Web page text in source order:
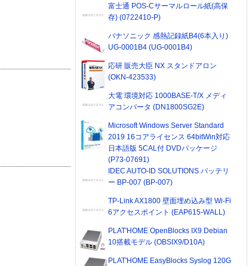
富士通 POS-Cサーマルロール紙(高保
存) (0722410-P)
パナソニック 感熱記録紙B4(6本入り)
UG-0001B4 (UG-0001B4)
応研 販売大臣 NX スタンドアロン
(OKN-423533)
大電 環境対応 1000BASE-T/X メディ
アコンバータ (DN1800SG2E)
Microsoft Windows Server Standard
2019 16コアライセンス 64bitWin対応
日本語版 5CAL付 DVDパッケージ
(P73-07691)
IDEC AUTO-ID SOLUTIONS バッテリ
ー BP-007 (BP-007)
TP-Link AX1800 壁面埋め込み型 Wi-Fi
6アクセスポイント (EAP615-WALL)
PLAT'HOME OpenBlocks IX9 Debian
10搭載モデル (OBSIX9/D10A)
PLAT'HOME EasyBlocks Syslog 120G